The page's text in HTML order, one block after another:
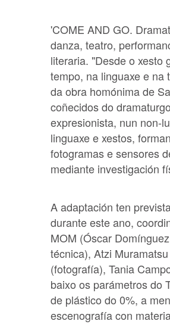
'COME AND GO.
danza, teatro,
literaria. "Desde o xesto
tempo, na linguaxe e na
da obra homónima de
coñecidos do
expresionista, nun non-
linguaxe e xestos,
fotogramas e sensores
mediante investigación
A adaptación ten
durante este ano,
MOM (Óscar
técnica), Atzi
(fotografía), Tania
baixo os parámetros do
de plástico do 0%, a
escenografía con